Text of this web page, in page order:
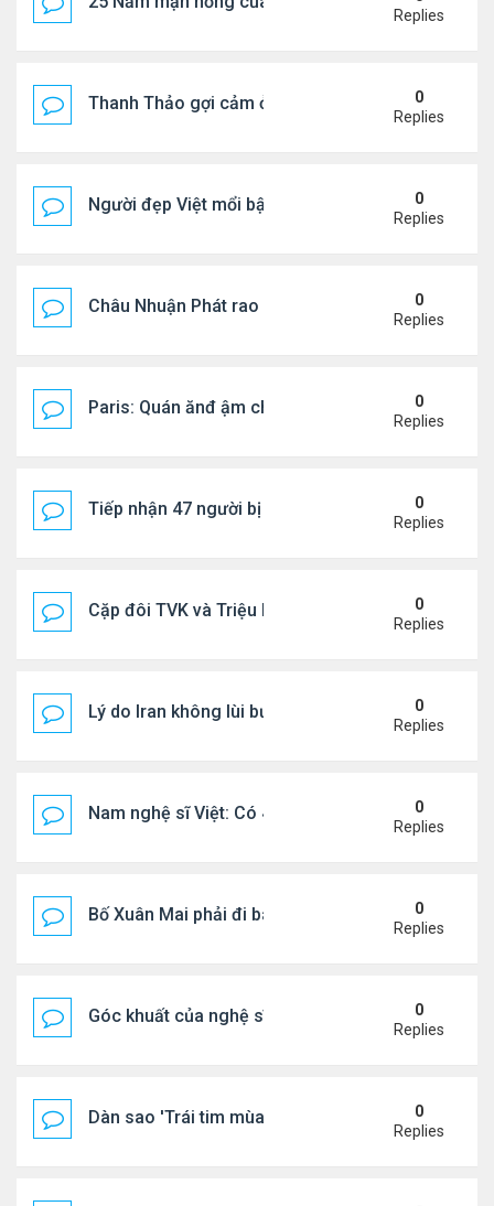
Replies
Thanh Thảo gợi cảm ở tuổi 49
0
Replies
Người đẹp Việt mổi bật giữa dàn sao châu Á
0
Replies
Châu Nhuận Phát rao bán tài sản
0
Replies
Paris: Quán ănđ ậm chất Việt đông kín khách chờ
0
Replies
Tiếp nhận 47 người bị Mỹ trục xuất, Công an
0
Replies
Cặp đôi TVK và Triệu Mẫn được yêu thích nhất
0
Replies
Lý do Iran không lùi bước trước lời đe dọa của
0
Replies
Nam nghệ sĩ Việt: Có 4 nhà ở Pháp, sống gần
0
Replies
Bố Xuân Mai phải đi bán cơm ở Mỹ
0
Replies
Góc khuất của nghệ sĩ Hoài Tâm
0
Replies
Dàn sao 'Trái tim mùa thu' sau 26 năm
0
Replies